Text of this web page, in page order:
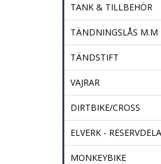
TANK & TILLBEHÖR
TÄNDNINGSLÅS M.M
TÄNDSTIFT
VAJRAR
DIRTBIKE/CROSS
ELVERK -
MONKEYBIKE